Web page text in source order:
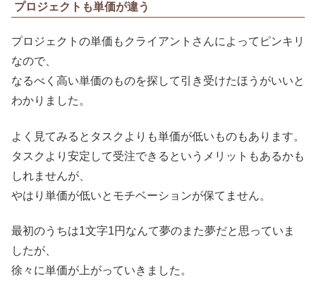
プロジェクトも単価が違う
プロジェクトの単価もクライアントさんによってピンキリ
なので、
なるべく高い単価のものを探して引き受けたほうがいいと
わかりました。
よく見てみるとタスクよりも単価が低いものもあります。
タスクより安定して受注できるというメリットもあるかも
しれませんが、
やはり単価が低いとモチベーションが保てません。
最初のうちは1文字1円なんて夢のまた夢だと思っていま
したが、
徐々に単価が上がっていきました。